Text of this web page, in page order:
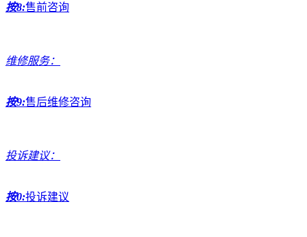
按8:售前咨询
维修服务：
按9:售后维修咨询
投诉建议：
按0:投诉建议